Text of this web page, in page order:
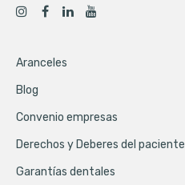
Aranceles
Blog
Convenio empresas
Derechos y Deberes del paciente
Garantías dentales